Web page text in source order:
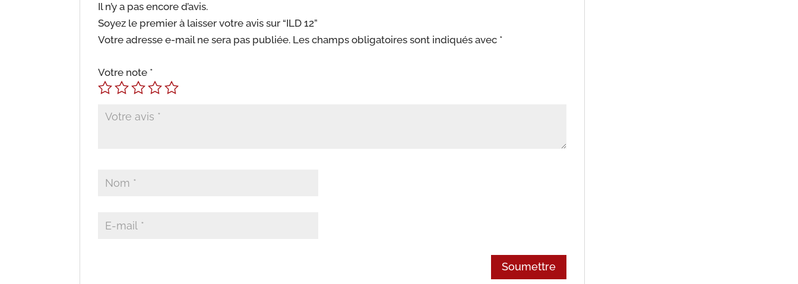
Il n’y a pas encore d’avis.
Soyez le premier à laisser votre avis sur “ILD 12”
Votre adresse e-mail ne sera pas publiée. Les champs obligatoires sont indiqués avec *
Votre note *